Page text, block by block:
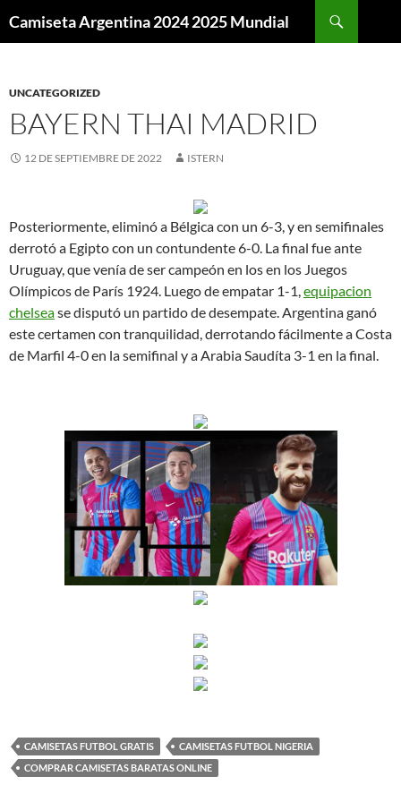
Camiseta Argentina 2024 2025 Mundial
UNCATEGORIZED
BAYERN THAI MADRID
12 DE SEPTIEMBRE DE 2022 ISTERN
Posteriormente, eliminó a Bélgica con un 6-3, y en semifinales
derrotó a Egipto con un contundente 6-0. La final fue ante
Uruguay, que venía de ser campeón en los en los Juegos
Olímpicos de París 1924. Luego de empatar 1-1,equipacion
chelsease disputó un partido de desempate. Argentina ganó
este certamen con tranquilidad, derrotando fácilmente a Costa
de Marfil 4-0 en la semifinal y a Arabia Saudíta 3-1 en la final.
CAMISETAS FUTBOL GRATIS
CAMISETAS FUTBOL NIGERIA
COMPRAR CAMISETAS BARATAS ONLINE